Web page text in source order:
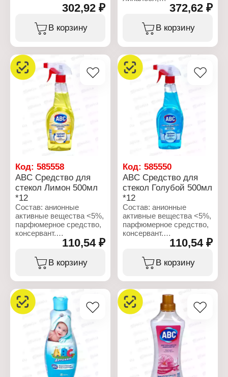
консервант 5%.
Характеристики:
Бренд: ABC
для стирки
Тип ткани: для
деликатных тканей и
шерсти
Действие: уход при
каждой стирке
Форма выпуска: гель
Объем: 1,5 л
302,92 ₽
В корзину
гексилциннамаль,
кумарин, цитронеллол)
5%, консерванты
(метилхлороизотиазолинон,
Характеристики:
Бренд: ABC
Тип товара: Кондиционер
Вариация: концентрат
Название: "Sensitive"
Объем: 1440 мл
372,62 ₽
В корзину
Код: 585558
ABC Средство для
стекол Лимон 500мл
*12
Состав: анионные
активные вещества <5%,
парфюмерное средство,
консервант.
Бренд: ABC
Тип товара: Моющее
мытья стекол и зеркал
Аромат: "Лимон"
Объем: 500 мл
110,54 ₽
В корзину
Код:585550
ABC Средство для
стекол Голубой 500мл
*12
Состав: анионные
активные вещества <5%,
парфюмерное средство,
консервант.
Бренд: ABC
Тип товара: Моющее
мытья стекол и зеркал
Аромат: "Свежесть"
Объем: 500 мл
110,54 ₽
В корзину